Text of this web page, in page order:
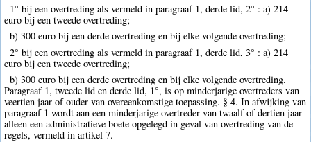
1° bij een overtreding als vermeld in paragraaf 1, derde lid, 2° : a) 214
euro bij een tweede overtreding;
b) 300 euro bij een derde overtreding en bij elke volgende overtreding;
2° bij een overtreding als vermeld in paragraaf 1, derde lid, 3° : a) 214
euro bij een tweede overtreding;
b) 300 euro bij een derde overtreding en bij elke volgende overtreding.
Paragraaf 1, tweede lid en derde lid, 1°, is op minderjarige overtreders van
veertien jaar of ouder van overeenkomstige toepassing. § 4. In afwijking van
paragraaf 1 wordt aan een minderjarige overtreder van twaalf of dertien jaar
alleen een administratieve boete opgelegd in geval van overtreding van de
regels, vermeld in artikel 7.